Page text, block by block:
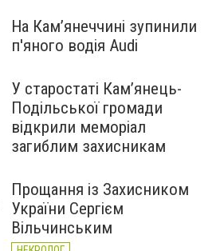
На Камʼянеччині зупинили
п'яного водія Audi
У старостаті Кам’янець-
Подільської громади
відкрили меморіал
загиблим захисникам
Прощання із Захисником
України Сергієм
Вільчинським